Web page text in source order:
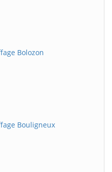
Bolozon
Bouligneux